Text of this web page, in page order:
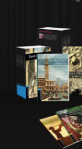
험담 《퍼킨 워벡
《프랑켄슈타인》
너》를 출간하고,
0, 1842, 1843년
1일, 지병인 뇌종
고, 유언에 따라 부